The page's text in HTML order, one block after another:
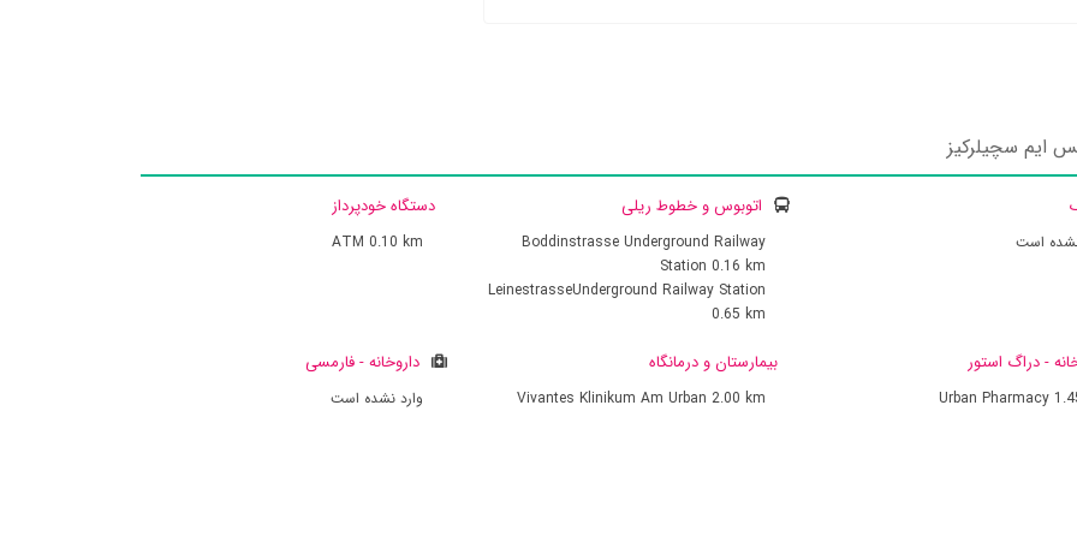
ایم سچیلرکیز
است
اتوبوس و خطوط ریلی
Boddinstrasse Underground Railway
Station 0.16 km
LeinestrasseUnderground Railway Station
0.65 km
دستگاه خودپرداز
ATM 0.10 km
- دراگ استور
Urban Pharmacy
بیمارستان و درمانگاه
Vivantes Klinikum Am Urban 2.00 km
داروخانه - فارمسی
وارد نشده است